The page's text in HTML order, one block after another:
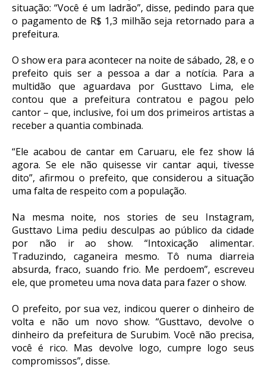
situação: “Você é um ladrão”, disse, pedindo para que
o pagamento de R$ 1,3 milhão seja retornado para a
prefeitura.
O show era para acontecer na noite de sábado, 28, e o
prefeito quis ser a pessoa a dar a notícia. Para a
multidão que aguardava por Gusttavo Lima, ele
contou que a prefeitura contratou e pagou pelo
cantor – que, inclusive, foi um dos primeiros artistas a
receber a quantia combinada.
“Ele acabou de cantar em Caruaru, ele fez show lá
agora. Se ele não quisesse vir cantar aqui, tivesse
dito”, afirmou o prefeito, que considerou a situação
uma falta de respeito com a população.
Na mesma noite, nos stories de seu Instagram,
Gusttavo Lima pediu desculpas ao público da cidade
por não ir ao show. “Intoxicação alimentar.
Traduzindo, caganeira mesmo. Tô numa diarreia
absurda, fraco, suando frio. Me perdoem”, escreveu
ele, que prometeu uma nova data para fazer o show.
O prefeito, por sua vez, indicou querer o dinheiro de
volta e não um novo show. “Gusttavo, devolve o
dinheiro da prefeitura de Surubim. Você não precisa,
você é rico. Mas devolve logo, cumpre logo seus
compromissos”, disse.